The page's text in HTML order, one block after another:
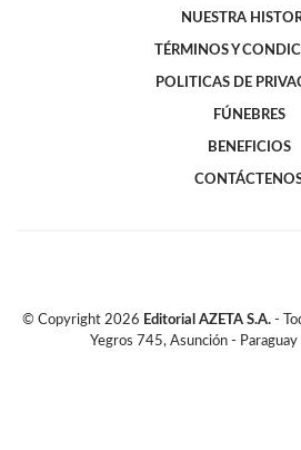
NUESTRA
TÉRMINOS Y
POLITICAS DE
FÚNEBRES
BENEFICIOS
© Copyright 2026 Editorial AZETA S.A. -
Yegros 745, Asunción -